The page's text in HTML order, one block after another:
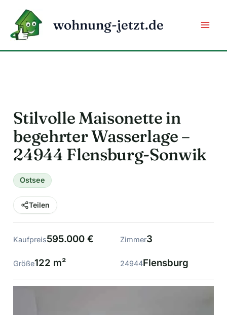
Inhalt
springen
wohnung-jetzt.de
Stilvolle Maisonette in
begehrter Wasserlage –
24944 Flensburg-Sonwik
Ostsee
Teilen
Kaufpreis595.000 € Zimmer3
Größe122 m² 24944Flensburg